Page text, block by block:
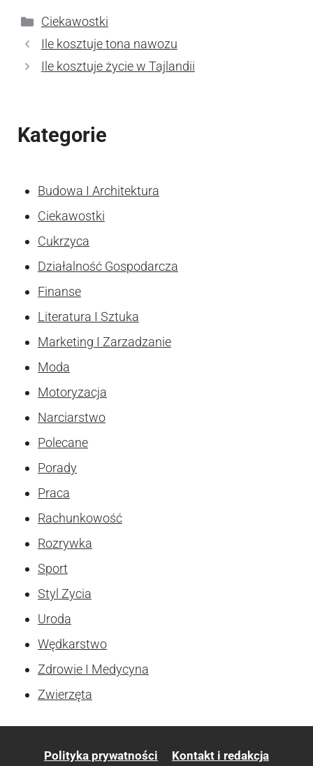
Kategorie
Ciekawostki
Ile kosztuje tona nawozu
Ile kosztuje życie w Tajlandii
Kategorie
Budowa I Architektura
Ciekawostki
Cukrzyca
Działalność Gospodarcza
Finanse
Literatura I Sztuka
Marketing I Zarzadzanie
Moda
Motoryzacja
Narciarstwo
Polecane
Porady
Praca
Rachunkowość
Rozrywka
Sport
Styl Zycia
Uroda
Wędkarstwo
Zdrowie I Medycyna
Zwierzęta
Polityka prywatności Kontakt i redakcja